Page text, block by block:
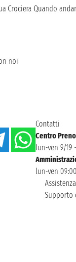
Crociera Quando
noi
Contatti
Centro
lun-ven 9/19
lun-ven
Supporto